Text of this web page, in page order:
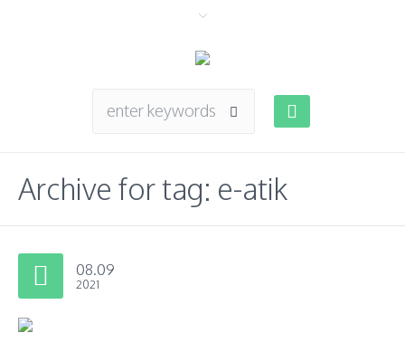
Archive for tag: e-atik
08.09
2021